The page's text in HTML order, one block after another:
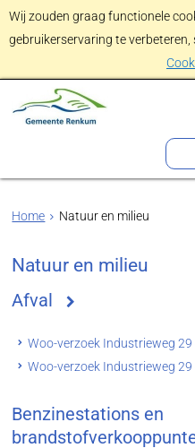
Wij zouden graag functionele
gebruikerservaring te
Home Natuur en milieu
Natuur en milieu
Afval
Woo-verzoek Industrieweg 29
Woo-verzoek Industrieweg 29
Benzinestations en